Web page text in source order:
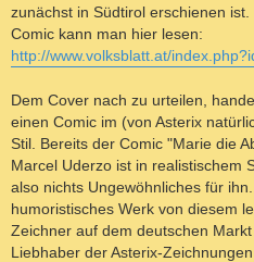
zunächst in Südtirol erschienen
Comic kann man hier lesen:
http://www.volksblatt.at/
Dem Cover nach zu urteilen,
einen Comic im (von Asterix
Stil. Bereits der Comic "Marie die
Marcel Uderzo ist in realistischem
also nichts Ungewöhnliches für
humoristisches Werk von diesem
Zeichner auf dem deutschen
Liebhaber der Asterix-Zeichnungen